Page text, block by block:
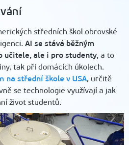
středních škol obrovské
AI se stává běžným
učitele, ale i pro studenty, a to
tak při domácích úkolech.
na střední škole v USA, určitě
se technologie využívají a jak
život studentů.